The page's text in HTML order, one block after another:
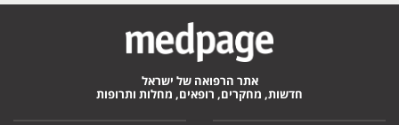
אתר הרפואה של ישראל
חדשות, מחקרים, רופאים, מחלות ותרופות